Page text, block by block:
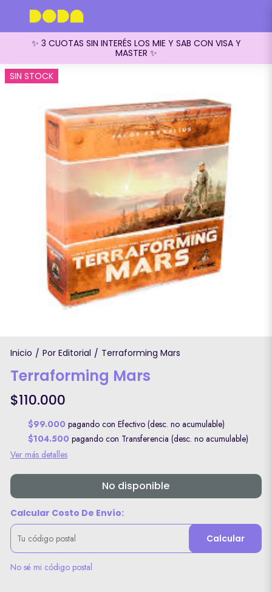
✨ 3 CUOTAS SIN INTERÉS LOS MIE Y SAB CON VISA Y
MASTER ✨
SIN STOCK
Inicio / Por Editorial / Terraforming Mars
Terraforming Mars
$110.000
$99.000 pagando con Efectivo (desc. no acumulable)
$104.500 pagando con Transferencia (desc. no acumulable)
Ver más detalles
No disponible
Calcular Costo De Envío:
Calcular
No sé mi código postal